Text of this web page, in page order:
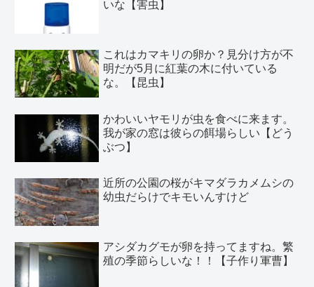
いな【害虫】
これはカマキリの卵か？見分け方が不
明だが5月に紅葉の木に付いている
な。【昆虫】
かわいいヤモリが虫を食べに来ます。
我が家の窓は彼らの餌場らしい【どう
ぶつ】
近所の公園の桜がキマダラカメムシの
幼虫だらけでキモいんすけど
アシダカグモが卵を持ってますね。繁
殖の季節らしいな！！【子作り軍曹】